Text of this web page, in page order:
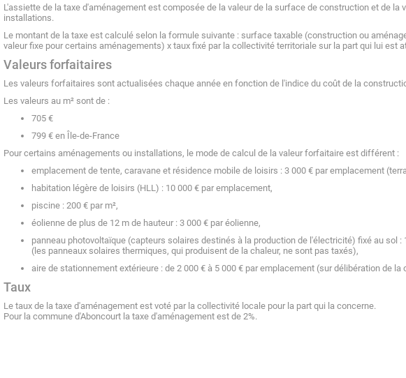
L'assiette de la taxe d'aménagement est composée de la valeur de la surface de construction et de la
installations.
Le montant de la taxe est calculé selon la formule suivante : surface taxable (construction ou
valeur fixe pour certains aménagements) x taux fixé par la collectivité territoriale sur la part qui lui est
Valeurs forfaitaires
Les valeurs forfaitaires sont actualisées chaque année en fonction de l'indice du coût de la
Les valeurs au m² sont de :
705 €
799 € en Île-de-France
Pour certains aménagements ou installations, le mode de calcul de la valeur forfaitaire est différent :
emplacement de tente, caravane et résidence mobile de loisirs : 3 000 € par emplacement
habitation légère de loisirs (HLL) : 10 000 € par emplacement,
piscine : 200 € par m²,
éolienne de plus de 12 m de hauteur : 3 000 € par éolienne,
panneau photovoltaïque (capteurs solaires destinés à la production de l'électricité) fixé au sol :
(les panneaux solaires thermiques, qui produisent de la chaleur, ne sont pas taxés),
aire de stationnement extérieure : de 2 000 € à 5 000 € par emplacement (sur délibération de
Taux
Le taux de la taxe d'aménagement est voté par la collectivité locale pour la part qui la concerne.
Pour la commune d'Aboncourt la taxe d'aménagement est de 2%.